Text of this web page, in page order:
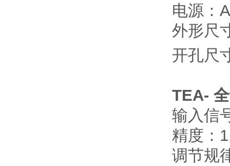
电源：
外形尺
开孔尺
TEA-
输入信
精度：
调节规